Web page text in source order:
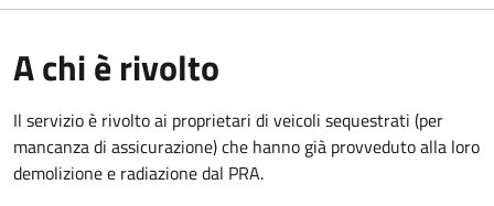
A chi è rivolto
Il servizio è rivolto ai proprietari di veicoli sequestrati (per
mancanza di assicurazione) che hanno già provveduto alla loro
demolizione e radiazione dal PRA.